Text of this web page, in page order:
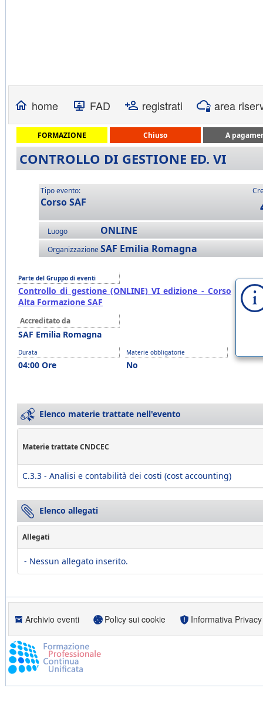
home FAD registrati area
FORMAZIONE Chiuso A
CONTROLLO DI GESTIONE ED. VI
Tipo evento:
Corso SAF
Luogo ONLINE
OrganizzazioneSAF Emilia Romagna
Parte del Gruppo di eventi
Controllo di gestione (ONLINE) VI edizione - Corso
Alta Formazione SAF
Accreditato da
SAF Emilia Romagna
Durata
04:00 Ore
Materie obbligatorie
No
Elenco materie trattate nell'evento
Materie trattate CNDCEC
C.3.3 - Analisi e contabilità dei costi (cost accounting)
Elenco allegati
Allegati
- Nessun allegato inserito.
Archivio eventi Policy sui cookie Informativa Privacy